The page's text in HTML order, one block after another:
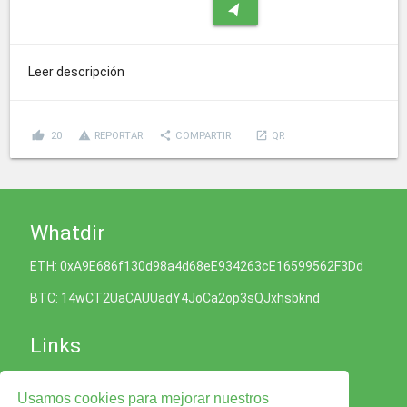
Usamos cookies para mejorar nuestros
navigation
Leer descripción
thumb_up 20 report_problem REPORTAR share COMPARTIR launch QR
Whatdir
ETH: 0xA9E686f130d98a4d68eE934263cE16599562F3Dd
BTC: 14wCT2UaCAUUadY4JoCa2op3sQJxhsbknd
Links
Política de Privacidad